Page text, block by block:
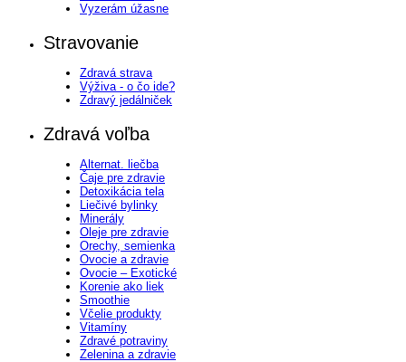
Vyzerám úžasne
Stravovanie
Zdravá strava
Výživa - o čo ide?
Zdravý jedálniček
Zdravá voľba
Alternat. liečba
Čaje pre zdravie
Detoxikácia tela
Liečivé bylinky
Minerály
Oleje pre zdravie
Orechy, semienka
Ovocie a zdravie
Ovocie – Exotické
Korenie ako liek
Smoothie
Včelie produkty
Vitamíny
Zdravé potraviny
Zelenina a zdravie